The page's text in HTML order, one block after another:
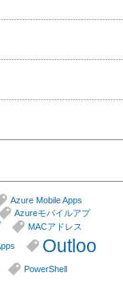
Azure Mobile Apps
Azureモバイルアプ
MACアドレス
Outloo
PowerShell